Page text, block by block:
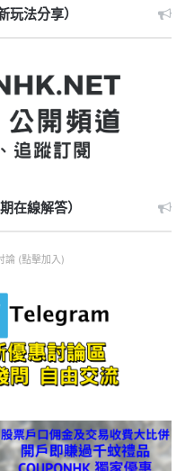
法分享）
在線解答）
論 (點擊加入)